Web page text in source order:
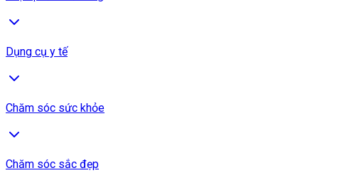
Dụng cụ y tế
Chăm sóc sức khỏe
Chăm sóc sắc đẹp